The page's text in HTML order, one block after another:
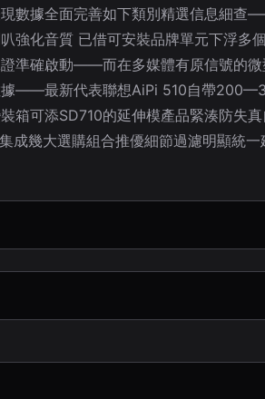
數據全面完善如下類別精選信息細
強化音質 已借可安裝品牌單元下浮多
證準確啟動——而在多媒體有原信號的
數據——最新代表聯想AiPi 510自帶
箱可添SD710的延伸模產品緊湊防失
幾大選購組合推優細節過濾明顯統